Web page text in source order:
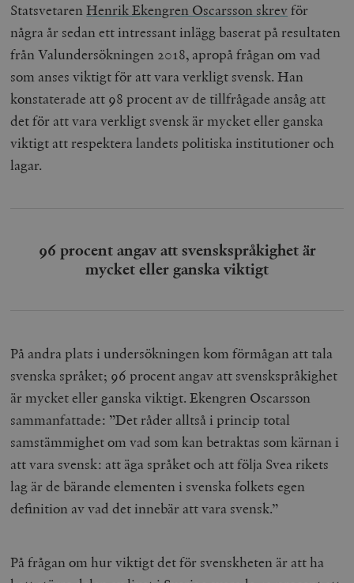
StatsvetarenHenrik Ekengren Oscarsson skrevför
några år sedan ett intressant inlägg baserat på resultaten
från Valundersökningen 2018, apropå frågan om vad
som anses viktigt för att vara verkligt svensk. Han
konstaterade att 98 procent av de tillfrågade ansåg att
det för att vara verkligt svensk är mycket eller ganska
viktigt att respektera landets politiska institutioner och
lagar.
96 procent angav att svenskspråkighet är
mycket eller ganska viktigt
På andra plats i undersökningen kom förmågan att tala
svenska språket; 96 procent angav att svenskspråkighet
är mycket eller ganska viktigt. Ekengren Oscarsson
sammanfattade: ”Det råder alltså i princip total
samstämmighet om vad som kan betraktas som kärnan i
att vara svensk: att äga språket och att följa Svea rikets
lag är de bärande elementen i svenska folkets egen
definition av vad det innebär att vara svensk.”
På frågan om hur viktigt det för svenskheten är att ha